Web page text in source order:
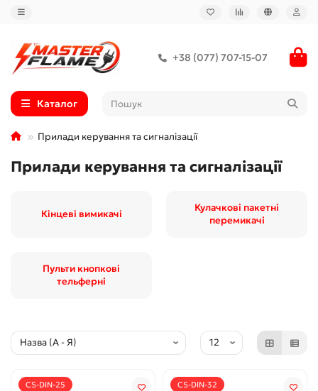
+38 (077) 707-15-07
Каталог
Прилади керування та сигналізації
Прилади керування та сигналізації
Кінцеві вимикачі
Кулачкові пакетні
перемикачі
Пульти кнопкові
тельферні
CS-DIN-25 CS-DIN-32